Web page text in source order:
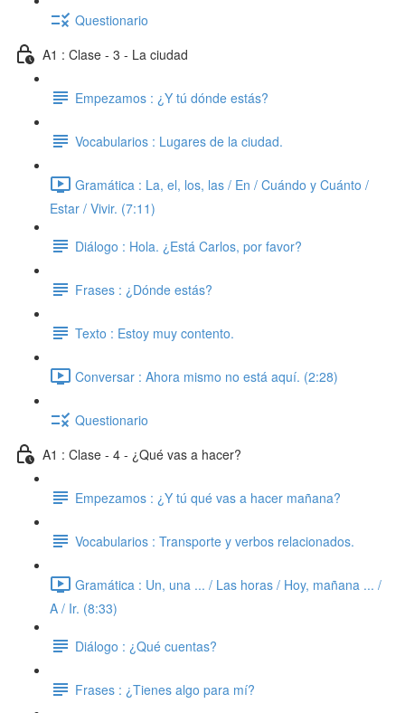
Questionario
A1 : Clase - 3 - La ciudad
Empezamos : ¿Y tú dónde estás?
Vocabularios : Lugares de la ciudad.
Gramática : La, el, los, las / En / Cuándo y Cuánto /
Estar / Vivir. (7:11)
Diálogo : Hola. ¿Está Carlos, por favor?
Frases : ¿Dónde estás?
Texto : Estoy muy contento.
Conversar : Ahora mismo no está aquí. (2:28)
Questionario
A1 : Clase - 4 - ¿Qué vas a hacer?
Empezamos : ¿Y tú qué vas a hacer mañana?
Vocabularios : Transporte y verbos relacionados.
Gramática : Un, una ... / Las horas / Hoy, mañana ... /
A / Ir. (8:33)
Diálogo : ¿Qué cuentas?
Frases : ¿Tienes algo para mí?